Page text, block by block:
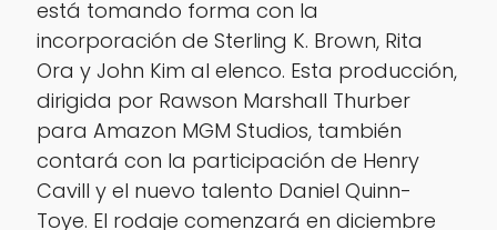
está tomando forma con la
incorporación de Sterling K. Brown, Rita
Ora y John Kim al elenco. Esta producción,
dirigida por Rawson Marshall Thurber
para Amazon MGM Studios, también
contará con la participación de Henry
Cavill y el nuevo talento Daniel Quinn-
Toye. El rodaje comenzará en diciembre